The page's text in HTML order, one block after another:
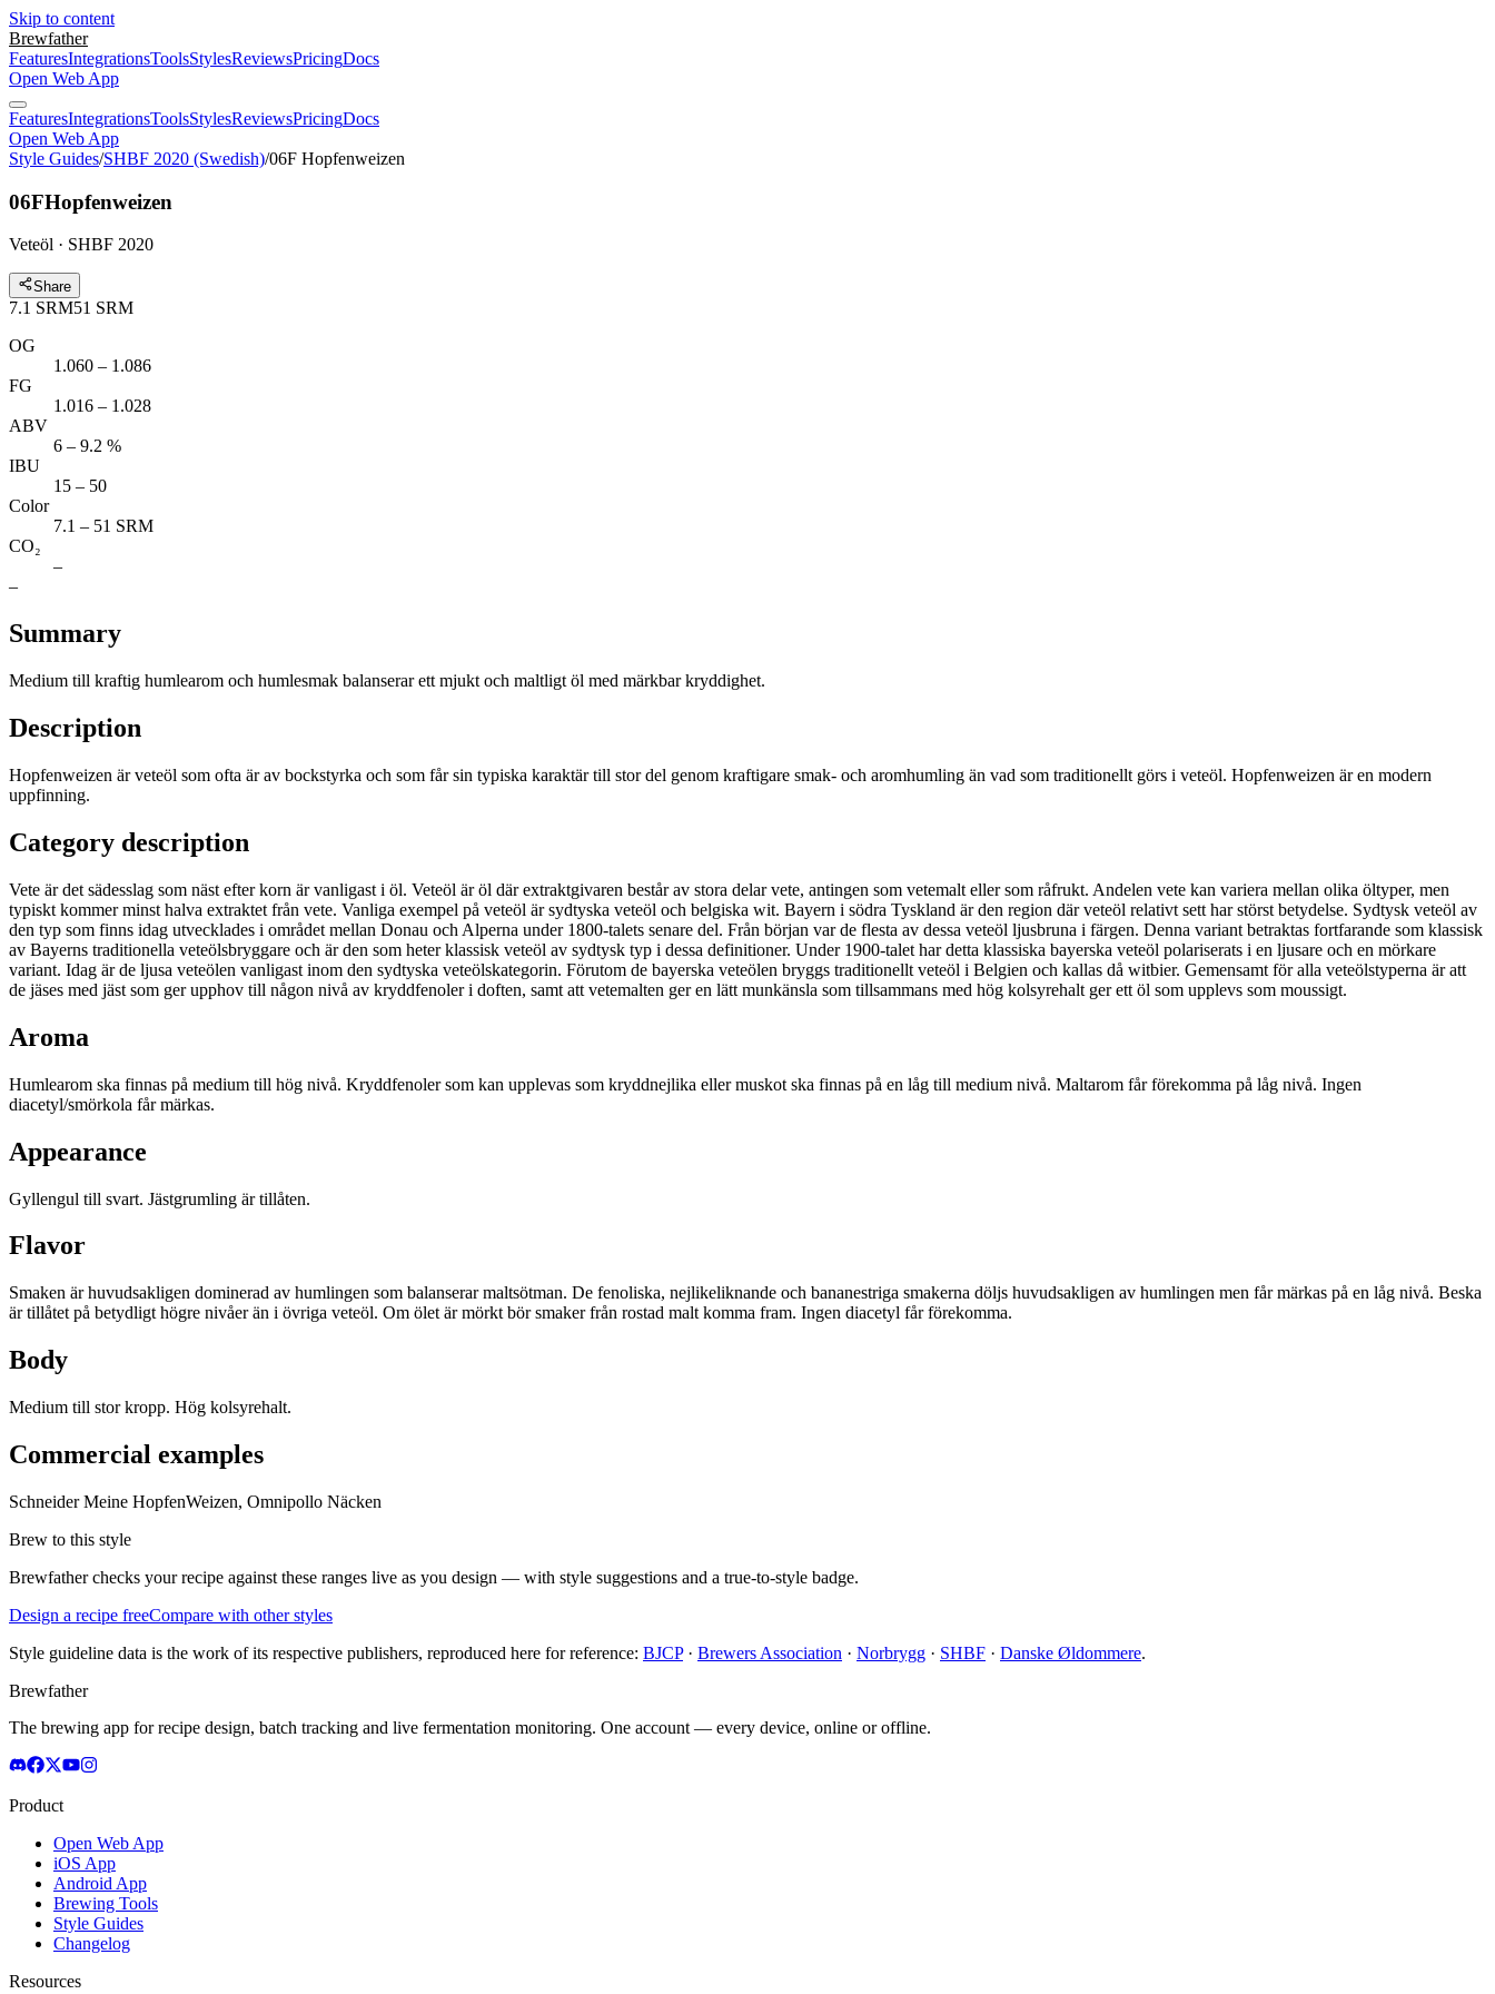
Skip to content
Brewfather
FeaturesIntegrationsToolsStylesReviewsPricingDocs
Open Web App
FeaturesIntegrationsToolsStylesReviewsPricingDocs
Open Web App
Style Guides/SHBF 2020 (Swedish)/06F Hopfenweizen
06FHopfenweizen
Veteöl · SHBF 2020
Share
7.1 SRM51 SRM
OG
1.060 – 1.086
FG
1.016 – 1.028
ABV
6 – 9.2 %
IBU
15 – 50
Color
7.1 – 51 SRM
CO₂
–
–
Summary
Medium till kraftig humlearom och humlesmak balanserar ett mjukt och maltligt öl med märkbar kryddighet.
Description
Hopfenweizen är veteöl som ofta är av bockstyrka och som får sin typiska karaktär till stor del genom kraftigare smak- och aromhumling än vad som traditionellt görs i veteöl. Hopfenweizen är en modern
uppfinning.
Category description
Vete är det sädesslag som näst efter korn är vanligast i öl. Veteöl är öl där extraktgivaren består av stora delar vete, antingen som vetemalt eller som råfrukt. Andelen vete kan variera mellan olika öltyper, men
typiskt kommer minst halva extraktet från vete. Vanliga exempel på veteöl är sydtyska veteöl och belgiska wit. Bayern i södra Tyskland är den region där veteöl relativt sett har störst betydelse. Sydtysk veteöl av
den typ som finns idag utvecklades i området mellan Donau och Alperna under 1800-talets senare del. Från början var de flesta av dessa veteöl ljusbruna i färgen. Denna variant betraktas fortfarande som klassisk
av Bayerns traditionella veteölsbryggare och är den som heter klassisk veteöl av sydtysk typ i dessa definitioner. Under 1900-talet har detta klassiska bayerska veteöl polariserats i en ljusare och en mörkare
variant. Idag är de ljusa veteölen vanligast inom den sydtyska veteölskategorin. Förutom de bayerska veteölen bryggs traditionellt veteöl i Belgien och kallas då witbier. Gemensamt för alla veteölstyperna är att
de jäses med jäst som ger upphov till någon nivå av kryddfenoler i doften, samt att vetemalten ger en lätt munkänsla som tillsammans med hög kolsyrehalt ger ett öl som upplevs som moussigt.
Aroma
Humlearom ska finnas på medium till hög nivå. Kryddfenoler som kan upplevas som kryddnejlika eller muskot ska finnas på en låg till medium nivå. Maltarom får förekomma på låg nivå. Ingen
diacetyl/smörkola får märkas.
Appearance
Gyllengul till svart. Jästgrumling är tillåten.
Flavor
Smaken är huvudsakligen dominerad av humlingen som balanserar maltsötman. De fenoliska, nejlikeliknande och bananestriga smakerna döljs huvudsakligen av humlingen men får märkas på en låg nivå. Beska
är tillåtet på betydligt högre nivåer än i övriga veteöl. Om ölet är mörkt bör smaker från rostad malt komma fram. Ingen diacetyl får förekomma.
Body
Medium till stor kropp. Hög kolsyrehalt.
Commercial examples
Schneider Meine HopfenWeizen, Omnipollo Näcken
Brew to this style
Brewfather checks your recipe against these ranges live as you design — with style suggestions and a true-to-style badge.
Design a recipe freeCompare with other styles
Style guideline data is the work of its respective publishers, reproduced here for reference: BJCP· Brewers Association · Norbrygg · SHBF · Danske Øldommere.
Brewfather
The brewing app for recipe design, batch tracking and live fermentation monitoring. One account — every device, online or offline.
Product
Open Web App
iOS App
Android App
Brewing Tools
Style Guides
Changelog
Resources